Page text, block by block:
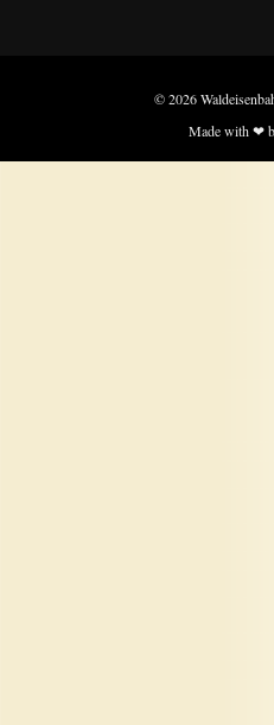
© 2026
Made with ❤